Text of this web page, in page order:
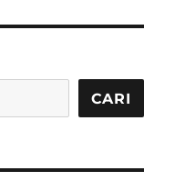
CARI